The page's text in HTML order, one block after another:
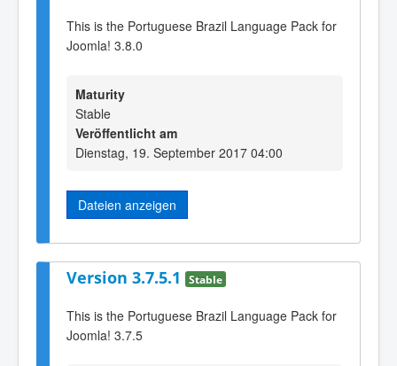
This is the Portuguese Brazil Language Pack for
Joomla! 3.8.0
Maturity
Stable
Veröffentlicht am
Dienstag, 19. September 2017 04:00
Dateien anzeigen
Version 3.7.5.1 Stable
This is the Portuguese Brazil Language Pack for
Joomla! 3.7.5